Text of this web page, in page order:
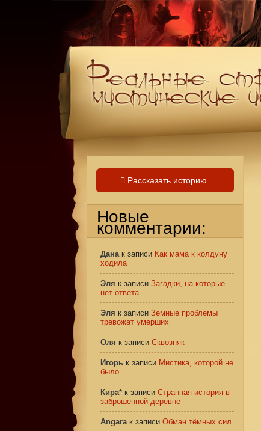
Рассказать историю
Новые
комментарии:
Данак записи Как мама к колдуну
ходила
Эля к записи Загадки, на которые
нет ответа
Эля к записи Земные проблемы
тревожат умерших
Оля к записи Сквозняк
Игорь к записи Мистика, которой не
было
Кира* к записи Странная история в
заброшенной деревне
Angaraк записи Обман тёмных сил